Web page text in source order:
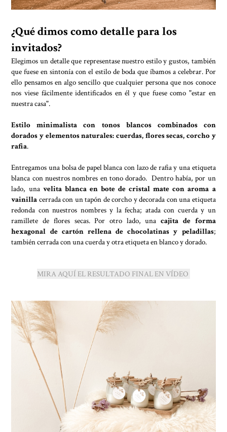
¿Qué dimos como detalle para los
invitados?
Elegimos un detalle que representase nuestro estilo y gustos, también
que fuese en sintonía con el estilo de boda que íbamos a celebrar. Por
ello pensamos en algo sencillo que cualquier persona que nos conoce
nos viese fácilmente identificados en él y que fuese como "estar en
nuestra casa".
Estilo minimalista con tonos blancos combinados con
dorados y elementos naturales: cuerdas, flores secas, corcho y
rafia.
Entregamos una bolsa de papel blanca con lazo de rafia y una etiqueta
blanca con nuestros nombres en tono dorado. Dentro había, por un
lado, una velita blanca en bote de cristal mate con aroma a
vainilla cerrada con un tapón de corcho y decorada con una etiqueta
redonda con nuestros nombres y la fecha; atada con cuerda y un
ramillete de flores secas. Por otro lado, unacajita de forma
hexagonal de cartón rellena de chocolatinas y peladillas;
también cerrada con una cuerda y otra etiqueta en blanco y dorado.
MIRA AQUÍ EL RESULTADO FINAL EN VÍDEO